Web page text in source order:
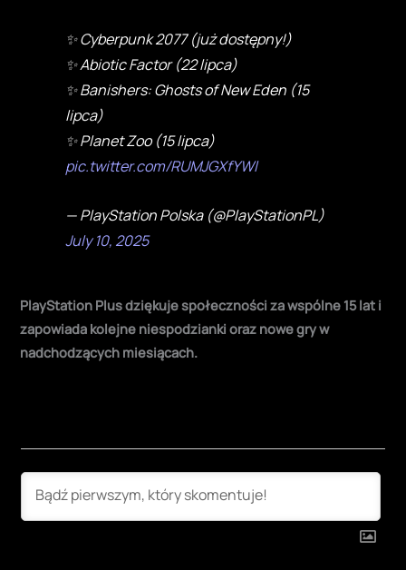
✨ Cyberpunk 2077 (już dostępny!)
✨ Abiotic Factor (22 lipca)
✨ Banishers: Ghosts of New Eden (15
lipca)
✨ Planet Zoo (15 lipca)
pic.twitter.com/RUMJGXfYWl
— PlayStation Polska (@PlayStationPL)
July 10, 2025
PlayStation Plus dziękuje społeczności za wspólne 15 lat i
zapowiada kolejne niespodzianki oraz nowe gry w
nadchodzących miesiącach.